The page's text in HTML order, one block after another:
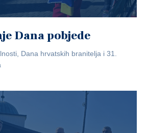
Dana pobjede
Dana hrvatskih branitelja i 31.